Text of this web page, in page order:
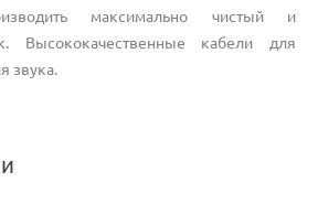
максимально чистый и
Высококачественные кабели для
звука.